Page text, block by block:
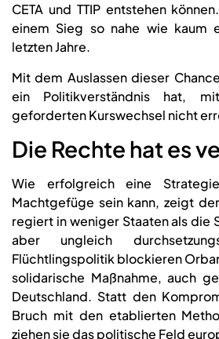
CETA und TTIP entstehen
einem Sieg so nahe wie kaum
letzten Jahre.
Mit dem Auslassen dieser
ein Politikverständnis hat,
geforderten Kurswechsel nicht
Die Rechte hat es
Wie erfolgreich eine
Machtgefüge sein kann, zeigt
regiert in weniger Staaten als die
aber ungleich
Flüchtlingspolitik blockieren
solidarische Maßnahme, auch
Deutschland. Statt den
Bruch mit den etablierten
ziehen sie das politische Feld